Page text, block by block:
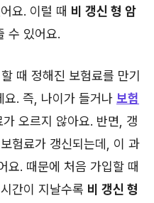
요. 이럴 때 비 갱신 형 암
수 있어요.
때 정해진 보험료를 만기
요. 즉, 나이가 들거나 보험
오르지 않아요. 반면, 갱
험료가 갱신되는데, 이 과
요. 때문에 처음 가입할 때
간이 지날수록 비 갱신 형